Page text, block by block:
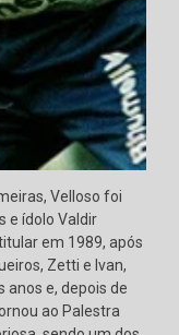
Velloso foi
e ídolo Valdir
em 1989, após
Zetti e Ivan,
e, depois de
ao Palestra